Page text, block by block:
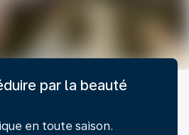
par la beauté
en toute saison.